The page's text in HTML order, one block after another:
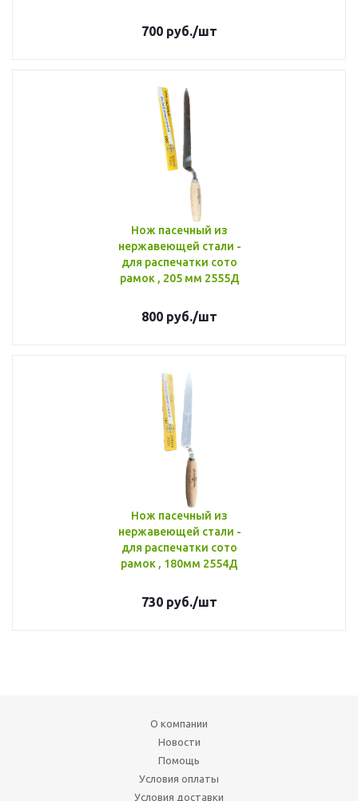
700 руб./шт
Нож пасечный из
нержавеющей стали -
для распечатки сото
рамок , 205 мм 2555Д
800 руб./шт
Нож пасечный из
нержавеющей стали -
для распечатки сото
рамок , 180мм 2554Д
730 руб./шт
О компании
Новости
Помощь
Условия оплаты
Условия доставки